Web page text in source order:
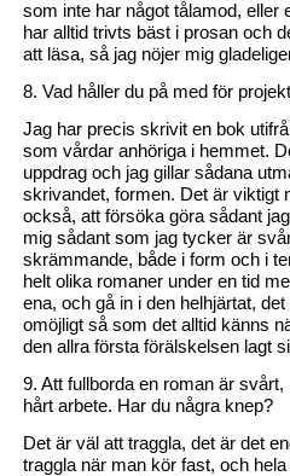
som inte har något tålamod, eller
har alltid trivts bäst i prosan och
att läsa, så jag nöjer mig
8. Vad håller du på med för
Jag har precis skrivit en bok
som vårdar anhöriga i hemmet.
uppdrag och jag gillar sådana
skrivandet, formen. Det är viktigt
också, att försöka göra sådant
mig sådant som jag tycker är
skrämmande, både i form och i
helt olika romaner under en tid
ena, och gå in i den helhjärtat,
omöjligt så som det alltid känns
den allra första förälskelsen lagt
9. Att fullborda en roman är
hårt arbete. Har du några knep?
Det är väl att traggla, det är det
traggla när man kör fast, och